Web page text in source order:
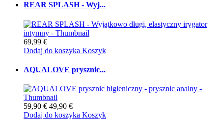
REAR SPLASH - Wyj...
69,99 €
Dodaj do koszyka Koszyk
AQUALOVE prysznic...
59,90 € 49,90 €
Dodaj do koszyka Koszyk